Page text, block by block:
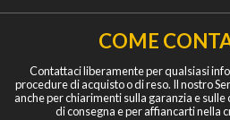
COME
Contattaci liberamente per qualsiasi
procedure di acquisto o di reso. Il nostro
anche per chiarimenti sulla garanzia e
di consegna e per affiancarti nella